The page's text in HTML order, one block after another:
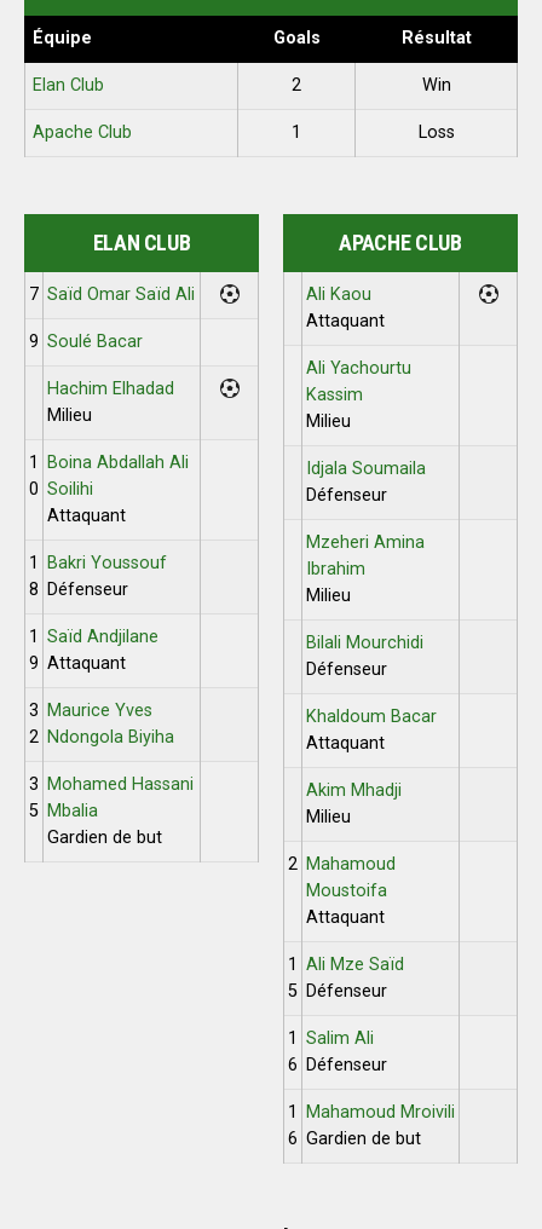
Équipe Goals Résultat
Elan Club 2 Win
Apache Club 1 Loss
ELAN CLUB
7 Saïd Omar Saïd Ali
9 Soulé Bacar
Hachim Elhadad
Milieu
1
0
Boina Abdallah Ali
Soilihi
Attaquant
1
8
Bakri Youssouf
Défenseur
1
9
Saïd Andjilane
Attaquant
3
2
Maurice Yves
Ndongola Biyiha
3
5
Mohamed Hassani
Mbalia
Gardien de but
APACHE CLUB
Ali Kaou
Attaquant
Ali Yachourtu
Kassim
Milieu
Idjala Soumaila
Défenseur
Mzeheri Amina
Ibrahim
Milieu
Bilali Mourchidi
Défenseur
Khaldoum Bacar
Attaquant
Akim Mhadji
Milieu
2 Mahamoud
Moustoifa
Attaquant
1
5
Ali Mze Saïd
Défenseur
1
6
Salim Ali
Défenseur
1
6
Mahamoud Mroivili
Gardien de but